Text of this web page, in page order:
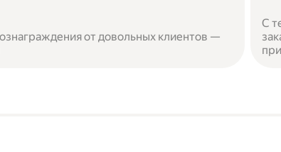
от довольных клиентов —
С